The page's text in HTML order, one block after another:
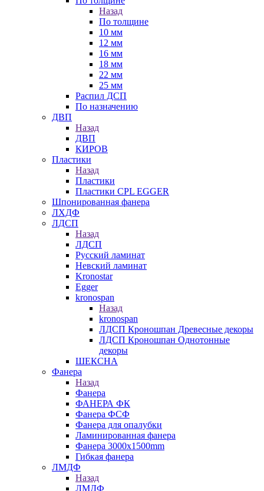
Назад
По толщине
10 мм
12 мм
16 мм
18 мм
22 мм
25 мм
Распил ДСП
По назначению
ДВП
Назад
ДВП
КИРОВ
Пластики
Назад
Пластики
Пластики CPL EGGER
Шпонированная фанера
ЛХДФ
ЛДСП
Назад
ЛДСП
Русский ламинат
Невский ламинат
Kronostar
Egger
kronospan
Назад
kronospan
ЛДСП Кроношпан Древесные декоры
ЛДСП Кроношпан Однотонные
декоры
ШЕКСНА
Фанера
Назад
Фанера
ФАНЕРА ФК
Фанера ФСФ
Фанера для опалубки
Ламинированная фанера
Фанера 3000х1500mm
Гибкая фанера
ЛМДФ
Назад
ЛМДФ